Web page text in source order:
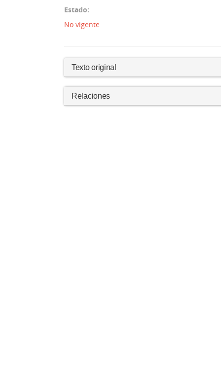
Estado:
No vigente
Texto original
Relaciones